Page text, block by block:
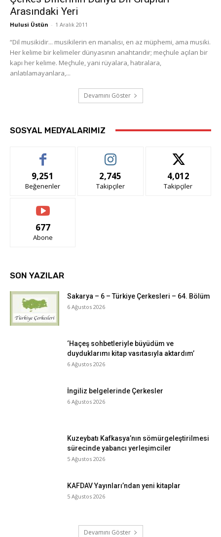
Arasındaki Yeri
Hulusi Üstün - 1 Aralık 2011
“Dil musikidir... musikilerin en manalısı, en az müphemi, ama musiki.
Her kelime bir kelimeler dünyasının anahtarıdır; meçhule açılan bir
kapı her kelime. Meçhule, yani rüyalara, hatıralara,
anlatılamayanlara,...
Devamını Göster
SOSYAL MEDYALARIMIZ
9,251
Beğenenler
2,745
Takipçiler
4,012
Takipçiler
677
Abone
SON YAZILAR
Sakarya – 6 – Türkiye Çerkesleri – 64. Bölüm
6 Ağustos 2026
‘Haçeş sohbetleriyle büyüdüm ve
duyduklarımı kitap vasıtasıyla aktardım’
6 Ağustos 2026
İngiliz belgelerinde Çerkesler
6 Ağustos 2026
Kuzeybatı Kafkasya’nın sömürgeleştirilmesi
sürecinde yabancı yerleşimciler
5 Ağustos 2026
KAFDAV Yayınları’ndan yeni kitaplar
5 Ağustos 2026
Devamını Göster